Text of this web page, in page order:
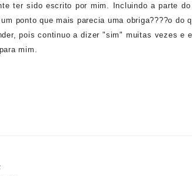
ter sido escrito por mim. Incluindo a parte
ponto que mais parecia uma obriga????o do
pois continuo a dizer "sim" muitas vezes e
mim.